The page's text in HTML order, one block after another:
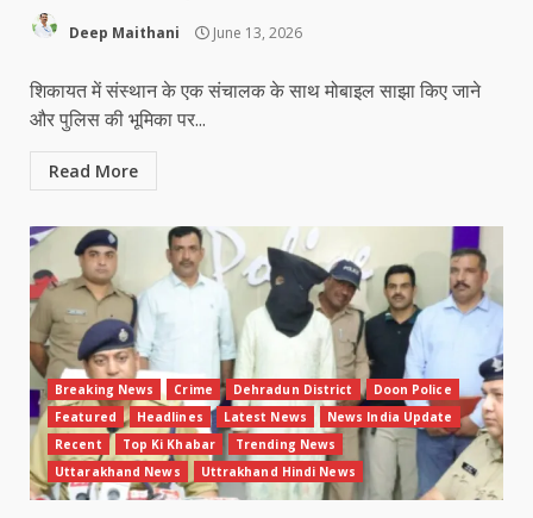
Deep Maithani June 13, 2026
शिकायत में संस्थान के एक संचालक के साथ मोबाइल साझा किए जाने
और पुलिस की भूमिका पर...
Read More
Breaking News Crime Dehradun District
Doon Police
Featured
Headlines Latest News
News India Update
Recent
Top Ki Khabar
Trending News
Uttarakhand News
Uttrakhand Hindi News